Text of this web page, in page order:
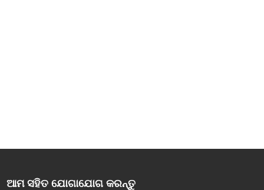
ଆମ ସହିତ ଯୋଗାଯୋଗ କରନ୍ତୁ